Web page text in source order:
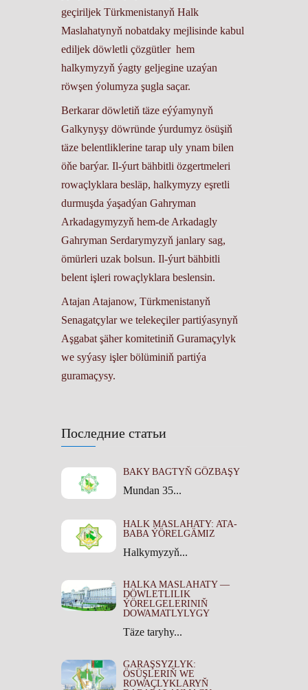
Последние статьи
BAKY BAGTYŇ GÖZBAŞY
Mundan 35...
HALK MASLAHATY: ATA-
BABA ÝÖRELGÄMIZ
Halkymyzyň...
HALKA MASLAHATY —
DÖWLETLILIK
ÝÖRELGELERINIŇ
DOWAMATLYLYGY
Täze taryhy...
GARAŞSYZLYK:
ÖSÜŞLERIŇ WE
ROWAÇLYKLARYŇ
geçiriljek Türkmenistanyň Halk
Maslahatynyň nobatdaky mejlisinde kabul
ediljek döwletli çözgütler hem
halkymyzyň ýagty geljegine uzaýan
röwşen ýolumyza şugla saçar.
Berkarar döwletiň täze eýýamynyň
Galkynyşy döwründe ýurdumyz ösüşiň
täze belentliklerine tarap uly ynam bilen
öňe barýar. Il-ýurt bähbitli özgertmeleri
rowaçlyklara besläp, halkymyzy eşretli
durmuşda ýaşadýan Gahryman
Arkadagymyzyň hem-de Arkadagly
Gahryman Serdarymyzyň janlary sag,
ömürleri uzak bolsun. Il-ýurt bähbitli
belent işleri rowaçlyklara beslensin.
Atajan Atajanow, Türkmenistanyň
Senagatçylar we telekeçiler partiýasynyň
Aşgabat şäher komitetiniň Guramaçylyk
we syýasy işler bölüminiň partiýa
guramaçysy.